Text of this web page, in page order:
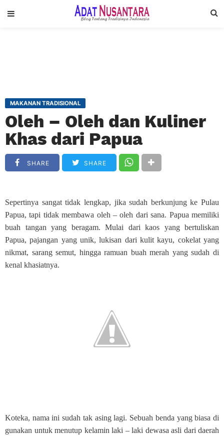
MAKANAN TRADISIONAL
Oleh – Oleh dan Kuliner
Khas dari Papua
SHARE SHARE
Sepertinya sangat tidak lengkap, jika sudah berkunjung ke Pulau
Papua, tapi tidak membawa oleh – oleh dari sana. Papua memiliki
buah tangan yang beragam. Mulai dari kaos yang bertuliskan
Papua, pajangan yang unik, lukisan dari kulit kayu, cokelat yang
nikmat, sarang semut, hingga ramuan buah merah yang sudah di
kenal khasiatnya.
Koteka, nama ini sudah tak asing lagi. Sebuah benda yang biasa di
gunakan untuk menutup kelamin laki – laki dewasa asli dari daerah